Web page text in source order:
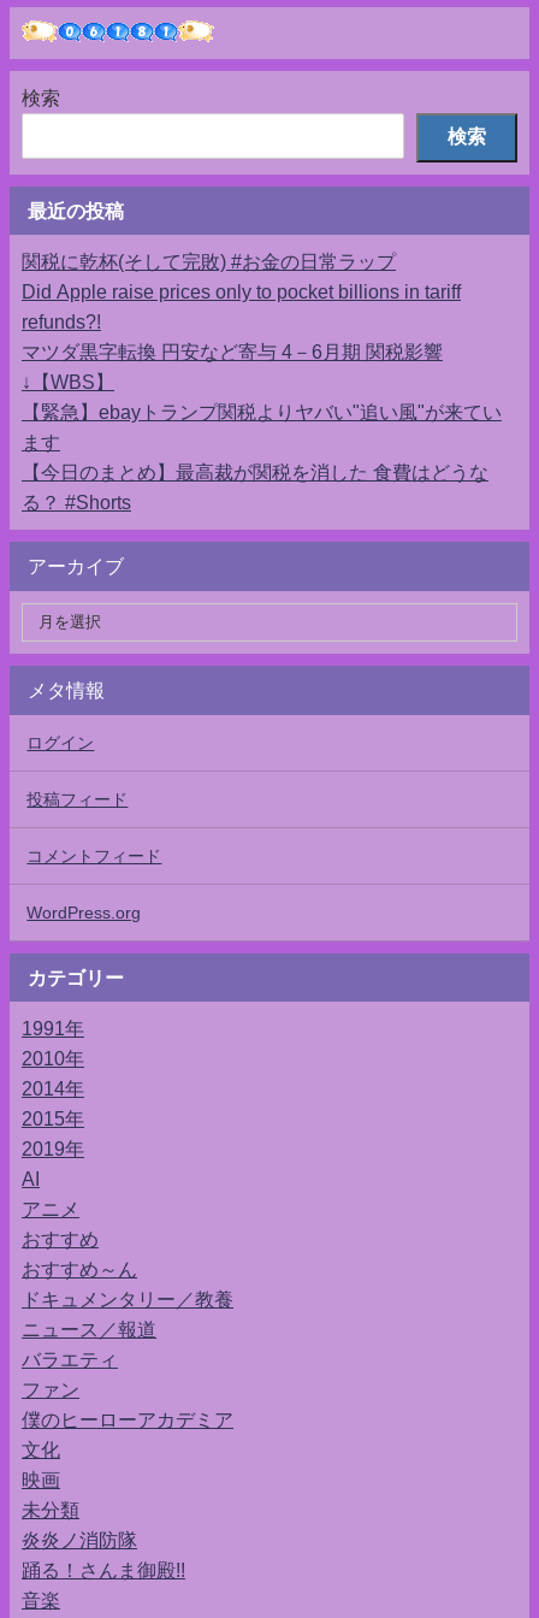
検索
検索
最近の投稿
関税に乾杯(そして完敗) #お金の日常ラップ
Did Apple raise prices only to pocket billions in tariff
refunds?!
マツダ黒字転換 円安など寄与 4－6月期 関税影響
↓【WBS】
【緊急】ebayトランプ関税よりヤバい"追い風"が来てい
ます
【今日のまとめ】最高裁が関税を消した 食費はどうな
る？ #Shorts
アーカイブ
メタ情報
ログイン
投稿フィード
コメントフィード
WordPress.org
カテゴリー
1991年
2010年
2014年
2015年
2019年
AI
アニメ
おすすめ
おすすめ～ん
ドキュメンタリー／教養
ニュース／報道
バラエティ
ファン
僕のヒーローアカデミア
文化
映画
未分類
炎炎ノ消防隊
踊る！さんま御殿!!
音楽